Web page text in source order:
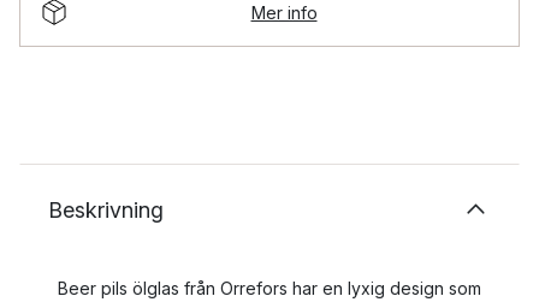
Mer info
Beskrivning
Beer pils ölglas från Orrefors har en lyxig design som